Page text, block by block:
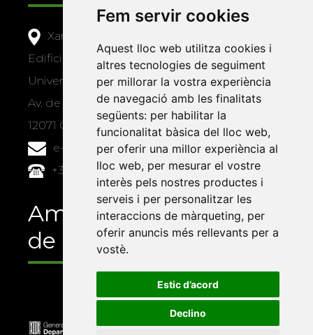
Fem servir cookies
Aquest lloc web utilitza cookies i
altres tecnologies de seguiment
per millorar la vostra experiència
de navegació amb les finalitats
següents: per habilitar la
funcionalitat bàsica del lloc web,
per oferir una millor experiència al
lloc web, per mesurar el vostre
interès pels nostres productes i
serveis i per personalitzar les
interaccions de màrqueting, per
oferir anuncis més rellevants per a
vostè.
Estic d’acord
Declino
Xarxa Vives d'Universitats
Edifici Àgora
Universitat Jaume I, local 10
Av. de Vicent Sos Baynat, s/n
12071 Castelló de la Plana
e-buc@vives.org
+34 964 72 89 93
Amb el suport
de